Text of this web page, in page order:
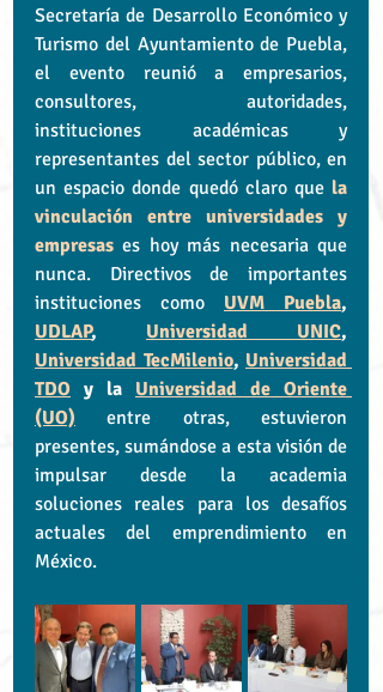
Secretaría de Desarrollo Económico y
Turismo del Ayuntamiento de Puebla,
el evento reunió a empresarios,
consultores, autoridades,
instituciones académicas y
representantes del sector público, en
un espacio donde quedó claro que la
vinculación entre universidades y
empresas es hoy más necesaria que
nunca. Directivos de importantes
instituciones como UVM Puebla
UDLAP, Universidad UNIC
Universidad TecMilenio, Universidad
TDO y la Universidad de Oriente
(UO) entre otras, estuvieron
presentes, sumándose a esta visión de
impulsar desde la academia
soluciones reales para los desafíos
actuales del emprendimiento en
México.